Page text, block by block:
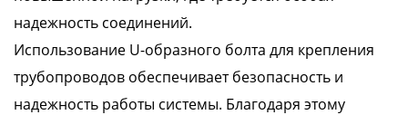
надежность соединений.
Использование U-образного болта для крепления
трубопроводов обеспечивает безопасность и
надежность работы системы. Благодаря этому